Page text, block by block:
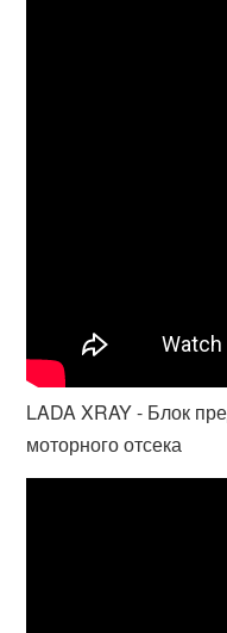
LADA XRAY - Блок
моторного отсека